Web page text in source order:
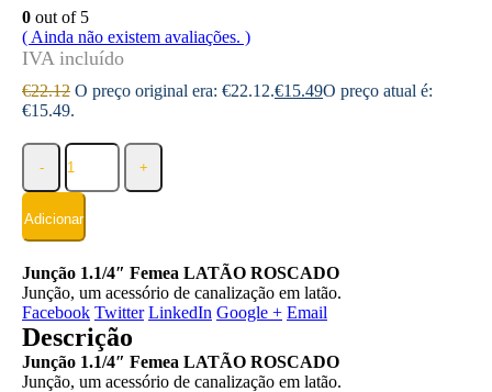
0 out of 5
( Ainda não existem avaliações. )
€22.12 O preço original era: €22.12.€15.49O preço atual é:
€15.49.
- +
Adicionar
Junção 1.1/4″ Femea LATÃO ROSCADO
Junção, um acessório de canalização em latão.
Facebook Twitter LinkedIn Google + Email
Descrição
Junção 1.1/4″ Femea LATÃO ROSCADO
Junção, um acessório de canalização em latão.